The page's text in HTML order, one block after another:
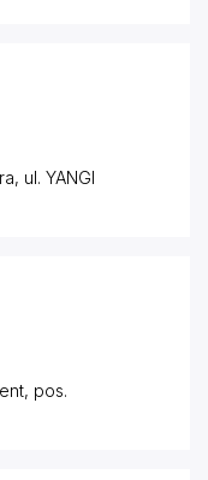
ul. YANGI
pos.